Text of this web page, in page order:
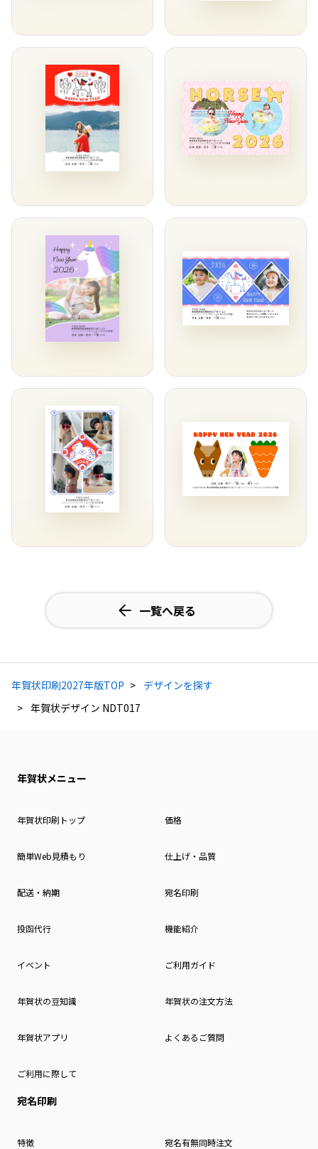
一覧へ戻る
年賀状印刷2027年版TOP
デザインを探す
年賀状デザイン NDT017
年賀状メニュー
年賀状印刷トップ 価格
簡単Web見積もり 仕上げ・品質
配送・納期 宛名印刷
投函代行 機能紹介
イベント ご利用ガイド
年賀状の豆知識 年賀状の注文方法
年賀状アプリ よくあるご質問
ご利用に際して
宛名印刷
特徴 宛名有無同時注文